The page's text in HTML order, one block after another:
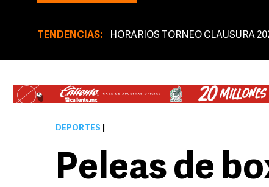
TENDENCIAS: HORARIOS TORNEO CLAUSURA
DEPORTES
Peleas de